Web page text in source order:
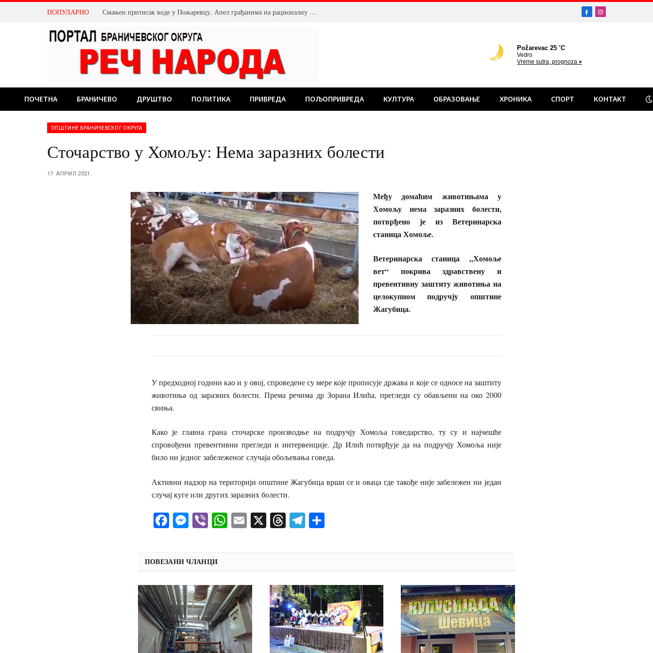
ПОПУЛАРНО Смањен притисак воде у Пожаревцу. Апел грађанима на рационалну потрошњу FacebookInstagram
ПОЧЕТНА БРАНИЧЕВО ДРУШТВО ПОЛИТИКА ПРИВРЕДА ПОЉОПРИВРЕДА КУЛТУРА ОБРАЗОВАЊЕ ХРОНИКА СПОРТ КОНТАКТ
ОПШТИНЕ БРАНИЧЕВСКОГ ОКРУГА
Сточарство у Хомољу: Нема заразних болести
17. АПРИЛ 2021.
Међу домаћим животињама у
Хомољу нема заразних болести,
потврђено је из Ветеринарска
станица Хомоље.
Ветеринарска станица „Хомоље
вет“ покрива здравствену и
превентивну заштиту животиња на
целокупном подручју општине
Жагубица.
У предходној години као и у овој, спроведене су мере које прописује држава и које се односе на заштиту
животиња од заразних болести. Према речима др Зорана Илића, прегледи су обављени на око 2000
свиња.
Како је главна грана сточарске производње на подручју Хомоља говедарство, ту су и најчешће
спровођени превентивни прегледи и интервенције. Др Илић потврђује да на подручју Хомоља није
било ни једног забележеног случаја обољевања говеда.
Активни надзор на територији општине Жагубица врши се и оваца где такође није забележен ни један
случај куге или других заразних болести.
Facebook
Messenger
ViberWhatsApp
Email
X ThreadsTelegram
ПОВЕЗАНИ ЧЛАНЦИ